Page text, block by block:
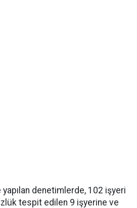
yapılan denetimlerde, 102 işyeri
tespit edilen 9 işyerine ve